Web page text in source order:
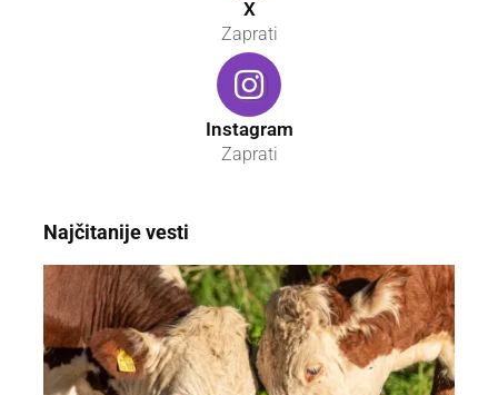
X
Zaprati
Instagram
Zaprati
Najčitanije vesti